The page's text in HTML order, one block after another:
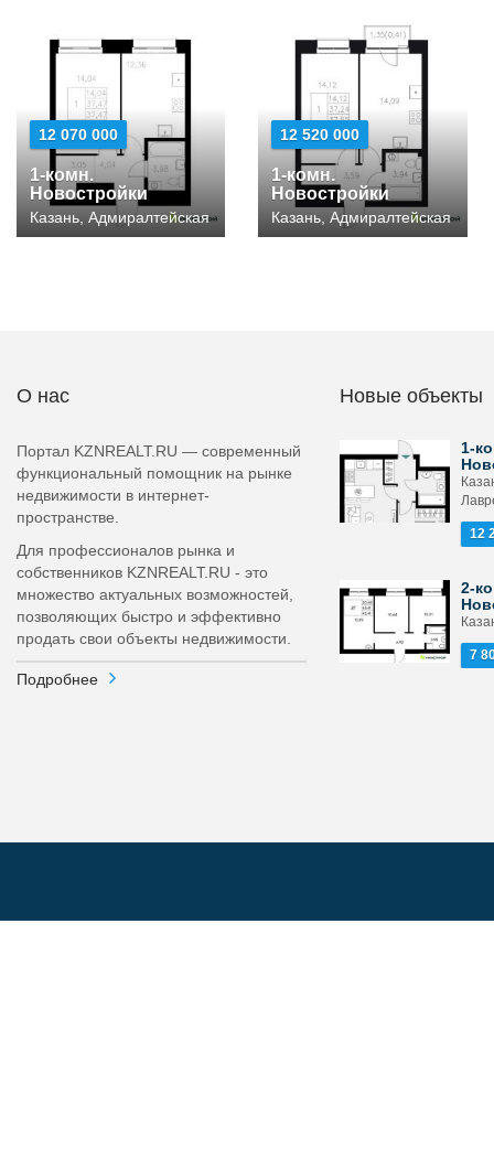
12 070 000
1-комн.
Новостройки
Казань, Адмиралтейская
12 520 000
1-комн.
Новостройки
Казань, Адмиралтейская
О нас
Портал KZNREALT.RU — современный
функциональный помощник на рынке
недвижимости в интернет-
пространстве.
Для профессионалов рынка и
собственников KZNREALT.RU - это
множество актуальных возможностей,
позволяющих быстро и эффективно
продать свои объекты недвижимости.
Подробнее
Новые объекты
1-
12
2-
7